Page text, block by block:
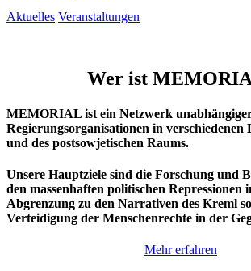
Aktuelles Veranstaltungen
Wer ist
MEMORIAL ist ein Netzwerk
Regierungsorganisationen in
und des postsowjetischen Raums.
Unsere Hauptziele sind die Forschung und
den massenhaften politischen Repressionen
Abgrenzung zu den Narrativen des Kreml
Verteidigung der Menschenrechte in der
Mehr erfahren